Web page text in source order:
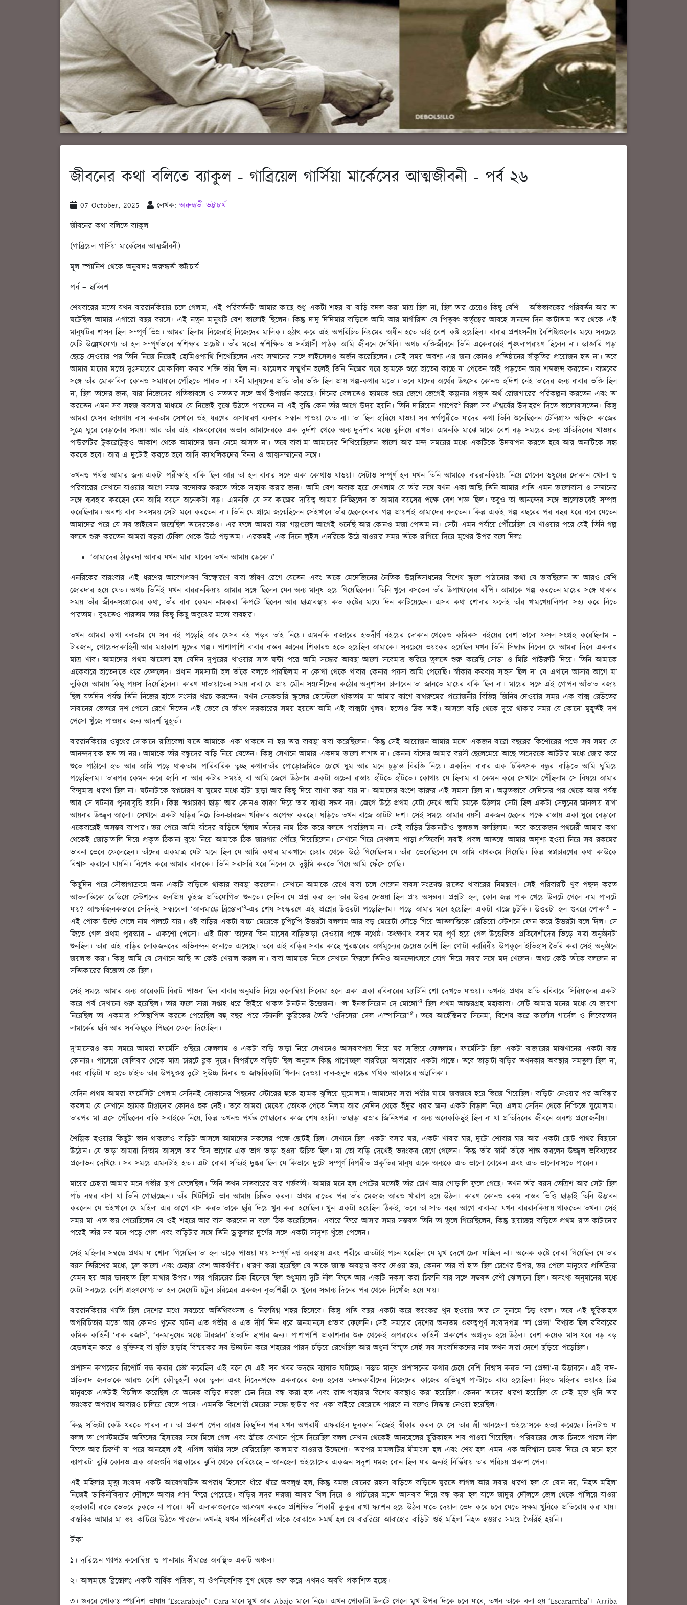
জীবনের কথা বলিতে ব্যাকুল - গাব্রিয়েল গার্সিয়া মার্কেসের আত্মজীবনী - পর্ব ২৬
07 October, 2025 লেখক:অরুন্ধতী ভট্টাচার্য
জীবনের কথা বলিতে ব্যাকুল
(গাব্রিয়েল গার্সিয়া মার্কেসের আত্মজীবনী)
মূল স্প্যানিশ থেকে অনুবাদঃ অরুন্ধতী ভট্টাচার্য
পর্ব – ছাব্বিশ
শেষবারের মতো যখন বাররানকিয়ায় চলে গেলাম, এই পরিবর্তনটা আমার কাছে শুধু একটা শহর বা বাড়ি বদল করা মাত্র ছিল না, ছিল তার চেয়েও কিছু বেশি – অভিভাবকের পরিবর্তন আর তা
ঘটেছিল আমার এগারো বছর বয়সে। এই নতুন মানুষটি বেশ ভালোই ছিলেন। কিন্তু দাদু-দিদিমার বাড়িতে আমি আর মার্গারিতা যে পিতৃবৎ কর্তৃত্বের আবহে সানন্দে দিন কাটাতাম তার থেকে এই
মানুষটির শাসন ছিল সম্পূর্ণ ভিন্ন। আমরা ছিলাম নিজেরাই নিজেদের মালিক। হঠাৎ করে এই অপরিচিত নিয়মের অধীন হতে তাই বেশ কষ্ট হয়েছিল। বাবার প্রশংসনীয় বৈশিষ্ট্যগুলোর মধ্যে সবচেয়ে
যেটি উল্লেখযোগ্য তা হল সম্পূর্ণভাবে স্বশিক্ষার প্রচেষ্টা। তাঁর মতো স্বশিক্ষিত ও সর্বগ্রাসী পাঠক আমি জীবনে দেখিনি। অথচ ব্যক্তিজীবনে তিনি একেবারেই শৃঙ্খলাপরায়ণ ছিলেন না। ডাক্তারি পড়া
ছেড়ে দেওয়ার পর তিনি নিজে নিজেই হোমিওপ্যাথি শিখেছিলেন এবং সম্মানের সঙ্গে লাইসেন্সও অর্জন করেছিলেন। সেই সময় অবশ্য এর জন্য কোনও প্রতিষ্ঠানের স্বীকৃতির প্রয়োজন হত না। তবে
আমার মায়ের মতো দুঃসময়ের মোকাবিলা করার শক্তি তাঁর ছিল না। ঝামেলার সম্মুখীন হলেই তিনি নিজের ঘরে হ্যামকে শুয়ে হাতের কাছে যা পেতেন তাই পড়তেন আর শব্দজব্দ করতেন। বাস্তবের
সঙ্গে তাঁর মোকাবিলা কোনও সমাধানে পৌঁছতে পারত না। ধনী মানুষদের প্রতি তাঁর ভক্তি ছিল প্রায় গল্প-কথার মতো। তবে যাদের অর্থের উৎসের কোনও হদিশ নেই তাদের জন্য বাবার ভক্তি ছিল
না, ছিল তাদের জন্য, যারা নিজেদের প্রতিভাবলে ও সততার সঙ্গে অর্থ উপার্জন করেছে। দিনের বেলাতেও হ্যামকে শুয়ে জেগে জেগেই কল্পনায় প্রভূত অর্থ রোজগারের পরিকল্পনা করতেন এবং তা
করতেন এমন সব সহজ ব্যবসার মাধ্যমে যে নিজেই বুঝে উঠতে পারতেন না এই বুদ্ধি কেন তাঁর আগে উদয় হয়নি। তিনি দারিয়েন গ্যাপের১বিরল সব ঐশ্বর্যের উদাহরণ দিতে ভালোবাসতেন। কিন্তু
আমরা যেসব জায়গায় বাস করতাম সেখানে ওই ধরণের অসাধারণ ব্যবসার সন্ধান পাওয়া যেত না। তা ছিল হারিয়ে যাওয়া সব স্বর্গপুরীতে যাদের কথা তিনি শুনেছিলেন টেলিগ্রাফ অফিসে কাজের
সূত্রে ঘুরে বেড়ানোর সময়। আর তাঁর এই বাস্তববোধের অভাব আমাদেরকে এক দুর্দশা থেকে অন্য দুর্দশার মধ্যে ঝুলিয়ে রাখত। এমনকি মাঝে মাঝে বেশ বড় সময়ের জন্য প্রতিদিনের খাওয়ার
পাউরুটির টুকরোটুকুও আকাশ থেকে আমাদের জন্য নেমে আসত না। তবে বাবা-মা আমাদের শিখিয়েছিলেন ভালো আর মন্দ সময়ের মধ্যে একটিকে উদযাপন করতে হবে আর অন্যটিকে সহ্য
করতে হবে। আর এ দুটোই করতে হবে আদি ক্যাথলিকদের বিনয় ও আত্মসম্মানের সঙ্গে।
তখনও পর্যন্ত আমার জন্য একটা পরীক্ষাই বাকি ছিল আর তা হল বাবার সঙ্গে একা কোথাও যাওয়া। সেটাও সম্পূর্ণ হল যখন তিনি আমাকে বাররানকিয়ায় নিয়ে গেলেন ওষুধের দোকান খোলা ও
পরিবারের সেখানে যাওয়ার আগে সমস্ত বন্দোবস্ত করতে তাঁকে সাহায্য করার জন্য। আমি বেশ অবাক হয়ে দেখলাম যে তাঁর সঙ্গে যখন একা আছি তিনি আমার প্রতি এমন ভালোবাসা ও সম্মানের
সঙ্গে ব্যবহার করছেন যেন আমি বয়সে অনেকটা বড়। এমনকি যে সব কাজের দায়িত্ব আমায় দিচ্ছিলেন তা আমার বয়সের পক্ষে বেশ শক্ত ছিল। তবুও তা আনন্দের সঙ্গে ভালোভাবেই সম্পন্ন
করেছিলাম। অবশ্য বাবা সবসময় সেটা মনে করতেন না। তিনি যে গ্রামে জন্মেছিলেন সেইখানে তাঁর ছেলেবেলার গল্প প্রায়শই আমাদের বলতেন। কিন্তু একই গল্প বছরের পর বছর ধরে বলে যেতেন
আমাদের পরে যে সব ভাইবোন জন্মেছিল তাদেরকেও। এর ফলে আমরা যারা গল্পগুলো আগেই শুনেছি আর কোনও মজা পেতাম না। সেটা এমন পর্যায়ে পৌঁচেছিল যে খাওয়ার পরে যেই তিনি গল্প
বলতে শুরু করতেন আমরা বড়রা টেবিল থেকে উঠে পড়তাম। এরকমই এক দিনে লুইস এনরিকে উঠে যাওয়ার সময় তাঁকে রাগিয়ে দিয়ে মুখের উপর বলে দিলঃ
‘আমাদের ঠাকুরদা আবার যখন মারা যাবেন তখন আমায় ডেকো।’
এনরিকের বারংবার এই ধরণের আবেগপ্রবণ বিস্ফোরণে বাবা ভীষণ রেগে যেতেন এবং তাকে মেদেজিনের নৈতিক উন্নতিসাধনের বিশেষ স্কুলে পাঠানোর কথা যে ভাবছিলেন তা আরও বেশি
জোরদার হয়ে যেত। অথচ তিনিই যখন বাররানকিয়ায় আমার সঙ্গে ছিলেন যেন অন্য মানুষ হয়ে গিয়েছিলেন। তিনি খুলে বসতেন তাঁর উপাখ্যানের ঝাঁপি। আমাকে গল্প করতেন মায়ের সঙ্গে থাকার
সময় তাঁর জীবনসংগ্রামের কথা, তাঁর বাবা কেমন নামকরা কিপটে ছিলেন আর ছাত্রাবস্থায় কত কষ্টের মধ্যে দিন কাটিয়েছেন। এসব কথা শোনার ফলেই তাঁর খামখেয়ালিপনা সহ্য করে নিতে
পারতাম। বুঝতেও পারতাম তার কিছু কিছু অবুঝের মতো ব্যবহার।
তখন আমরা কথা বলতাম যে সব বই পড়েছি আর যেসব বই পড়ব তাই নিয়ে। এমনকি বাজারের হতদীর্ণ বইয়ের দোকান থেকেও কমিকস বইয়ের বেশ ভালো ফসল সংগ্রহ করেছিলাম –
টারজান, গোয়েন্দাকাহিনী আর মহাকাশ যুদ্ধের গল্প। পাশাপাশি বাবার বাস্তব জ্ঞানের শিকারও হতে হয়েছিল আমাকে। সবচেয়ে ভয়ংকর হয়েছিল যখন তিনি সিদ্ধান্ত নিলেন যে আমরা দিনে একবার
মাত্র খাব। আমাদের প্রথম ঝামেলা হল যেদিন দুপুরের খাওয়ার সাত ঘন্টা পরে আমি সন্ধ্যের আবছা আলো সবেমাত্র ভরিয়ে তুলতে শুরু করেছি সোডা ও মিষ্টি পাউরুটি দিয়ে। তিনি আমাকে
একেবারে হাতেনাতে ধরে ফেললেন। প্রধান সমস্যাটা হল তাঁকে বলতে পারছিলাম না কোথা থেকে খাবার কেনার পয়সা আমি পেয়েছি। স্বীকার করবার সাহস ছিল না যে এখানে আসার আগে মা
লুকিয়ে আমায় কিছু পয়সা দিয়েছিলেন। কারণ যাতায়াতের সময় বাবা যে প্রায় মৌন সন্ন্যাসীদের কঠোর অনুশাসন চালাবেন তা জানতে মায়ের বাকি ছিল না। মায়ের সঙ্গে এই গোপন আঁতাত বজায়
ছিল যতদিন পর্যন্ত তিনি নিজের হাতে সংসার খরচ করতেন। যখন সেকেন্ডারি স্কুলের হোস্টেলে থাকতাম মা আমার ব্যাগে বাথরুমের প্রয়োজনীয় বিভিন্ন জিনিষ দেওয়ার সময় এক বাক্স রেউতের
সাবানের ভেতরে দশ পেসো রেখে দিতেন এই ভেবে যে ভীষণ দরকারের সময় হয়তো আমি এই বাক্সটা খুলব। হতোও ঠিক তাই। আসলে বাড়ি থেকে দূরে থাকার সময় যে কোনো মুহূর্তই দশ
পেসো খুঁজে পাওয়ার জন্য আদর্শ মুহূর্ত।
বাররানকিয়ার ওষুধের দোকানে রাত্রিবেলা যাতে আমাকে একা থাকতে না হয় তার ব্যবস্থা বাবা করেছিলেন। কিন্তু সেই আয়োজন আমার মতো একজন বারো বছরের কিশোরের পক্ষে সব সময় যে
আনন্দদায়ক হত তা নয়। আমাকে তাঁর বন্ধুদের বাড়ি নিয়ে যেতেন। কিন্তু সেখানে আমার একদম ভালো লাগত না। কেননা যাঁদের আমার বয়সী ছেলেমেয়ে আছে তাদেরকে আটটার মধ্যে জোর করে
শুতে পাঠানো হত আর আমি পড়ে থাকতাম পারিবারিক তুচ্ছ কথাবার্তার পোড়োজমিতে চোখে ঘুম আর মনে চূড়ান্ত বিরক্তি নিয়ে। একদিন বাবার এক চিকিৎসক বন্ধুর বাড়িতে আমি ঘুমিয়ে
পড়েছিলাম। তারপর কেমন করে জানি না আর কটার সময়ই বা আমি জেগে উঠলাম একটা অচেনা রাস্তায় হাঁটতে হাঁটতে। কোথায় যে ছিলাম বা কেমন করে সেখানে পৌঁছলাম সে বিষয়ে আমার
বিন্দুমাত্র ধারণা ছিল না। ঘটনাটাকে স্বপ্নচারণ বা ঘুমের মধ্যে হাঁটা ছাড়া আর কিছু দিয়ে ব্যাখ্যা করা যায় না। আমাদের বংশে কারুর এই সমস্যা ছিল না। অদ্ভুতভাবে সেদিনের পর থেকে আজ পর্যন্ত
আর সে ঘটনার পুনরাবৃত্তি হয়নি। কিন্তু স্বপ্নচারণ ছাড়া আর কোনও কারণ দিয়ে তার ব্যাখ্যা সম্ভব নয়। জেগে উঠে প্রথম যেটা দেখে আমি চমকে উঠলাম সেটা ছিল একটা সেলুনের জানলায় রাখা
আয়নার উজ্জ্বল আলো। সেখানে একটা ঘড়ির নিচে তিন-চারজন খরিদ্দার অপেক্ষা করছে। ঘড়িতে তখন বাজে আটটা দশ। সেই সময়ে আমার বয়সী একজন ছেলের পক্ষে রাস্তায় একা ঘুরে বেড়ানো
একেবারেই অসম্ভব ব্যাপার। ভয় পেয়ে আমি যাঁদের বাড়িতে ছিলাম তাঁদের নাম ঠিক করে বলতে পারছিলাম না। সেই বাড়ির ঠিকানাটাও ভুলভাল বলছিলাম। তবে কয়েকজন পথচারী আমার কথা
থেকেই জোড়াতালি দিয়ে প্রকৃত ঠিকানা বুঝে নিয়ে আমাকে ঠিক জায়গায় পৌঁছে দিয়েছিলেন। সেখানে গিয়ে দেখলাম পাড়া-প্রতিবেশি সবাই প্রবল আতঙ্কে আমার অদৃশ্য হওয়া নিয়ে সব রকমের
ভাবনা ভেবে ফেলেছেন। তাঁদের একমাত্র যেটা মনে ছিল যে আমি কথার মাঝখানে চেয়ার থেকে উঠে গিয়েছিলাম। তাঁরা ভেবেছিলেন যে আমি বাথরুমে গিয়েছি। কিন্তু স্বপ্নচারণের কথা কাউকে
বিশ্বাস করানো যায়নি। বিশেষ করে আমার বাবাকে। তিনি সরাসরি ধরে নিলেন যে দুষ্টুমি করতে গিয়ে আমি ফেঁসে গেছি।
কিছুদিন পরে সৌভাগ্যক্রমে অন্য একটি বাড়িতে থাকার ব্যবস্থা করলেন। সেখানে আমাকে রেখে বাবা চলে গেলেন ব্যবসা-সংক্রান্ত রাতের খাবারের নিমন্ত্রণে। সেই পরিবারটি খুব পছন্দ করত
আতলান্তিকো রেডিয়ো স্টেশনের জনপ্রিয় কুইজ প্রতিযোগিতা শুনতে। সেদিন যে প্রশ্ন করা হল তার উত্তর দেওয়া ছিল প্রায় অসম্ভব। প্রশ্নটা হল, কোন জন্তু পাক খেয়ে উলটে গেলে নাম পালটে
যায়? আশ্চর্য্যজনকভাবে সেদিনই সন্ধ্যবেলা ‘আলমাঙ্কে ব্রিস্তোল’২-এর শেষ সংস্করণে এই প্রশ্নের উত্তরটা পড়েছিলাম। পড়ে আমার মনে হয়েছিল একটা বাজে চুটকি। উত্তরটা হল গুবরে পোকা৩ –
এই পোকা উল্টে গেলে নাম পালটে যায়। ওই বাড়ির একটা বাচ্চা মেয়েকে চুপিচুপি উত্তরটা বললাম আর বড় মেয়েটা দৌড়ে গিয়ে আতলান্তিকো রেডিয়ো স্টেশনে ফোন করে উত্তরটা বলে দিল। সে
জিতে গেল প্রথম পুরস্কার – একশো পেসো। এই টাকা তাদের তিন মাসের বাড়িভাড়া দেওয়ার পক্ষে যথেষ্ঠ। তৎক্ষণাৎ বসার ঘর পূর্ণ হয়ে গেল উত্তেজিত প্রতিবেশীদের ভিড়ে যারা অনুষ্ঠানটা
শুনছিল। তারা এই বাড়ির লোকজনদের অভিনন্দন জানাতে এসেছে। তবে এই বাড়ির সবার কাছে পুরষ্কারের অর্থমূল্যের চেয়েও বেশি ছিল গোটা ক্যারিবীয় উপকূলে ইতিহাস তৈরি করা সেই অনুষ্ঠানে
জয়লাভ করা। কিন্তু আমি যে সেখানে আছি তা কেউ খেয়াল করল না। বাবা আমাকে নিতে সেখানে ফিরলে তিনিও আনন্দোৎসবে যোগ দিয়ে সবার সঙ্গে মদ খেলেন। অথচ কেউ তাঁকে বললেন না
সত্যিকারের বিজেতা কে ছিল।
সেই সময়ে আমার অন্য আরেকটি বিরাট পাওনা ছিল বাবার অনুমতি নিয়ে কলোম্বিয়া সিনেমা হলে একা একা রবিবারের ম্যাটিনি শো দেখতে যাওয়া। তখনই প্রথম প্রতি রবিবারে সিরিয়ালের একটা
করে পর্ব দেখানো শুরু হয়েছিল। তার ফলে সারা সপ্তাহ ধরে জিইয়ে থাকত টানটান উত্তেজনা। ‘লা ইনভাসিয়োন দে মোঙ্গো’৪ ছিল প্রথম আন্তরগ্রহ মহাকাব্য। সেটি আমার মনের মধ্যে যে জায়গা
নিয়েছিল তা একমাত্র প্রতিস্থাপিত করতে পেরেছিল বহু বছর পরে স্ট্যানলি কুব্রিকের তৈরি ‘ওদিসেয়া দেল এস্পাসিয়ো’৫। তবে আর্হেন্তিনার সিনেমা, বিশেষ করে কার্লোস গার্দেল ও লিবেরতাদ
লামার্কের ছবি আর সবকিছুকে পিছনে ফেলে দিয়েছিল।
দু’মাসেরও কম সময়ে আমরা ফার্মেসি গুছিয়ে ফেললাম ও একটা বাড়ি ভাড়া নিয়ে সেখানেও আসবাবপত্র দিয়ে ঘর সাজিয়ে ফেললাম। ফার্মেসিটা ছিল একটা বাজারের মাঝখানের একটা ব্যস্ত
কোনায়। পাসেয়ো বোলিবার থেকে মাত্র চারটে ব্লক দূরে। বিপরীতে বাড়িটা ছিল অনুন্নত কিন্তু প্রাণোচ্ছল বাররিয়ো আবাহোর একটা প্রান্তে। তবে ভাড়াটা বাড়ির তখনকার অবস্থার সমতুল্য ছিল না,
বরং বাড়িটা যা হতে চাইত তার উপযুক্তঃ দুটো সুউচ্চ মিনার ও জাফরিকাটা খিলান দেওয়া লাল-হলুদ রঙের গথিক আকারের অট্টালিকা।
যেদিন প্রথম আমরা ফার্মেসিটা পেলাম সেদিনই দোকানের পিছনের স্টোরের হুকে হ্যামক ঝুলিয়ে ঘুমোলাম। আমাদের সারা শরীর ঘামে জবজবে হয়ে ভিজে গিয়েছিল। বাড়িটা নেওয়ার পর আবিষ্কার
করলাম যে সেখানে হ্যামক টাঙানোর কোনও হুক নেই। তবে আমরা মেঝেয় তোষক পেতে নিলাম আর যেদিন থেকে ইঁদুর ধরার জন্য একটা বিড়াল নিয়ে এলাম সেদিন থেকে নিশ্চিন্তে ঘুমোলাম।
তারপর মা এসে পৌঁছলেন বাকি সবাইকে নিয়ে, কিন্তু তখনও পর্যন্ত গোছানোর কাজ শেষ হয়নি। তাছাড়া রান্নার জিনিষপত্র বা অন্য অনেককিছুই ছিল না যা প্রতিদিনের জীবনে অবশ্য প্রয়োজনীয়।
শৈল্পিক হওয়ার কিছুটা ভান থাকলেও বাড়িটা আসলে আমাদের সকলের পক্ষে ছোটই ছিল। সেখানে ছিল একটা বসার ঘর, একটা খাবার ঘর, দুটো শোবার ঘর আর একটা ছোট পাথর বিছানো
উঠোন। যে ভাড়া আমরা দিতাম আসলে তার তিন ভাগের এক ভাগ ভাড়া হওয়া উচিত ছিল। মা তো বাড়ি দেখেই ভয়ংকর রেগে গেলেন। কিন্তু তাঁর স্বামী তাঁকে শান্ত করলেন উজ্জ্বল ভবিষ্যতের
প্রলোভন দেখিয়ে। সব সময়ে এমনটাই হত। এটা বোঝা সত্যিই দুষ্কর ছিল যে কিভাবে দুটো সম্পূর্ণ বিপরীত প্রকৃতির মানুষ একে অন্যকে এত ভালো বোঝেন এবং এত ভালোবাসতে পারেন।
মায়ের চেহারা আমার মনে গভীর ছাপ ফেলেছিল। তিনি তখন সাতবারের বার গর্ভবতী। আমার মনে হল পেটের মতোই তাঁর চোখ আর গোড়ালি ফুলে গেছে। তখন তাঁর বয়স তেত্রিশ আর সেটা ছিল
পাঁচ নম্বর বাসা যা তিনি গোছাচ্ছেন। তাঁর খিটখিটে ভাব আমায় চিন্তিত করল। প্রথম রাতের পর তাঁর মেজাজ আরও খারাপ হয়ে উঠল। কারণ কোনও রকম বাস্তব ভিত্তি ছাড়াই তিনি উদ্ভাবন
করলেন যে ওইখানে যে মহিলা এর আগে বাস করত তাকে ছুরি দিয়ে খুন করা হয়েছিল। খুন একটা হয়েছিল ঠিকই, তবে তা সাত বছর আগে বাবা-মা যখন বাররানকিয়ায় থাকতেন তখন। সেই
সময় মা এত ভয় পেয়েছিলেন যে ওই শহরে আর বাস করবেন না বলে ঠিক করেছিলেন। এবারে ফিরে আসার সময় সম্ভবত তিনি তা ভুলে গিয়েছিলেন, কিন্তু ছায়াচ্ছন্ন বাড়িতে প্রথম রাত কাটানোর
পরেই তাঁর সব মনে পড়ে গেল এবং বাড়িটার সঙ্গে তিনি ড্রাকুলার দুর্গের সঙ্গে একটা সাদৃশ্য খুঁজে পেলেন।
সেই মহিলার সম্বন্ধে প্রথম যা শোনা গিয়েছিল তা হল তাকে পাওয়া যায় সম্পূর্ণ নগ্ন অবস্থায় এবং শরীরে এতটাই পচন ধরেছিল যে মুখ দেখে চেনা যাচ্ছিল না। অনেক কষ্টে বোঝা গিয়েছিল যে তার
বয়স তিরিশের মধ্যে, চুল কালো এবং চেহারা বেশ আকর্ষণীয়। ধারণা করা হয়েছিল যে তাকে জ্যান্ত অবস্থায় কবর দেওয়া হয়, কেননা তার বাঁ হাত ছিল চোখের উপর, ভয় পেলে মানুষের প্রতিক্রিয়া
যেমন হয় আর ডানহাত ছিল মাথার উপর। তার পরিচয়ের চিহ্ন হিসেবে ছিল শুধুমাত্র দুটি নীল ফিতে আর একটি নকসা করা চিরুনি যার সঙ্গে সম্ভবত বেণী ঝোলানো ছিল। অসংখ্য অনুমানের মধ্যে
যেটা সবচেয়ে বেশি গ্রহণযোগ্য তা হল মেয়েটি চটুল চরিত্রের একজন নৃত্যশিল্পী যে খুনের সম্ভাব্য দিনের পর থেকে নিখোঁজ হয়ে যায়।
বাররানকিয়ার খ্যাতি ছিল দেশের মধ্যে সবচেয়ে অতিথিবৎসল ও নিরুদ্বিগ্ন শহর হিসেবে। কিন্তু প্রতি বছর একটা করে ভয়ংকর খুন হওয়ায় তার সে সুনামে চিড় ধরল। তবে এই ছুরিকাহত
অপরিচিতার মতো আর কোনও খুনের ঘটনা এত গভীর ও এত দীর্ঘ দিন ধরে জনমানসে প্রভাব ফেলেনি। সেই সময়ের দেশের অন্যতম গুরুত্বপূর্ণ সংবাদপত্র ‘লা প্রেন্সা’ বিখ্যাত ছিল রবিবারের
কমিক কাহিনী ‘বাক রজার্স’, ‘বনমানুষের মধ্যে টারজান’ ইত্যাদি ছাপার জন্য। পাশাপাশি প্রকাশনার শুরু থেকেই অপরাধের কাহিনী প্রকাশের অগ্রদূত হয়ে উঠল। বেশ কয়েক মাস ধরে বড় বড়
হেডলাইন করে ও যুক্তিসহ বা যুক্তি ছাড়াই বিস্ময়কর সব উদ্ঘাটন করে শহরের পারদ চড়িয়ে রেখেছিল আর অধুনা-বিস্মৃত সেই সব সাংবাদিকদের নাম তখন সারা দেশে ছড়িয়ে পড়েছিল।
প্রশাসন কাগজের রিপোর্ট বন্ধ করার চেষ্টা করেছিল এই বলে যে এই সব খবর তদন্তে ব্যাঘাত ঘটাচ্ছে। বস্তুত মানুষ প্রশাসনের কথার চেয়ে বেশি বিশ্বাস করত ‘লা প্রেন্সা’-র উদ্ভাবনে। এই বাদ-
প্রতিবাদ জনতাকে আরও বেশি কৌতূহলী করে তুলল এবং নিদেনপক্ষে একবারের জন্য হলেও তদন্তকারীদের নিজেদের কাজের অভিমুখ পাল্টাতে বাধ্য হয়েছিল। নিহত মহিলার ভয়াবহ চিত্র
মানুষকে এতটাই বিচলিত করেছিল যে অনেক বাড়ির দরজা চেন দিয়ে বন্ধ করা হত এবং রাত-পাহারার বিশেষ ব্যবস্থাও করা হয়েছিল। কেননা তাদের ধারণা হয়েছিল যে সেই মুক্ত খুনি তার
ভয়ংকর অপরাধ আবারও চালিয়ে যেতে পারে। এমনকি কিশোরী মেয়েরা সন্ধ্যে ছ’টার পর একা বাইরে বেরোতে পারবে না বলেও সিদ্ধান্ত নেওয়া হয়েছিল।
কিন্তু সত্যিটা কেউ ধরতে পারল না। তা প্রকাশ পেল আরও কিছুদিন পর যখন অপরাধী এফরাইন দুনকান নিজেই স্বীকার করল যে সে তার স্ত্রী আনহেলা ওইয়োসকে হত্যা করেছে। দিনটাও যা
বলল তা পোস্টমর্টেম অফিসের হিসাবের সঙ্গে মিলে গেল এবং স্ত্রীকে যেখানে পুঁতে দিয়েছিল বলল সেখান থেকেই আনহেলের ছুরিকাহত শব পাওয়া গিয়েছিল। পরিবারের লোক চিনতে পারল নীল
ফিতে আর চিরুণী যা পরে আনহেল ৫ই এপ্রিল স্বামীর সঙ্গে বেরিয়েছিল কালামার যাওয়ার উদ্দেশ্যে। তারপর মামলাটির মীমাংসা হল এবং শেষ হল এমন এক অবিশ্বাস্য চমক দিয়ে যে মনে হবে
ব্যাপারটা বুঝি কোনও এক আজগুবি গল্পকারের ঝুলি থেকে বেরিয়েছে – আনহেলা ওইয়োসের একজন সদৃশ যমজ বোন ছিল যার জন্যই নির্দ্ধিধায় তার পরিচয় প্রকাশ পেল।
এই মহিলার মৃত্যু সংবাদ একটি আবেগঘটিত অপরাধ হিসেবে ধীরে ধীরে অবলুপ্ত হল, কিন্তু যমজ বোনের রহস্য বাড়িতে বাড়িতে ঘুরতে লাগল আর সবার ধারণা হল যে বোন নয়, নিহত মহিলা
নিজেই ডাকিনীবিদ্যার দৌলতে আবার প্রাণ ফিরে পেয়েছে। বাড়ির সদর দরজা আবার খিল দিয়ে ও প্রাচীরের মতো আসবাব দিয়ে বন্ধ করা হল যাতে জাদুর দৌলতে জেল থেকে পালিয়ে যাওয়া
হত্যাকারী রাতে ভেতরে ঢুকতে না পারে। ধনী এলাকাগুলোতে আক্রমণ করতে প্রশিক্ষিত শিকারী কুকুর রাখা ফ্যাশন হয়ে উঠল যাতে দেয়াল ভেদ করে চলে যেতে সক্ষম খুনিকে প্রতিরোধ করা যায়।
বাস্তবিক আমার মা ভয় কাটিয়ে উঠতে পারলেন তখনই যখন প্রতিবেশীরা তাঁকে বোঝাতে সমর্থ হল যে বাররিয়ো আবাহোর বাড়িটা ওই মহিলা নিহত হওয়ার সময়ে তৈরিই হয়নি।
টীকা
১। দারিয়েন গ্যাপঃ কলোম্বিয়া ও পানামার সীমান্তে অবস্থিত একটি অঞ্চল।
২। আলমাঙ্কে ব্রিস্তোলঃ একটি বার্ষিক পত্রিকা, যা ঔপনিবেশিক যুগ থেকে শুরু করে এখনও অবধি প্রকাশিত হচ্ছে।
৩। গুবরে পোকাঃ স্প্যানিশ ভাষায় ‘Escarabajo’। Cara মানে মুখ আর Abajo মানে নিচে। এখন পোকাটা উলটে গেলে মুখ উপর দিকে চলে যাবে, তখন তাকে বলা হয় ‘Escararriba’। Arriba